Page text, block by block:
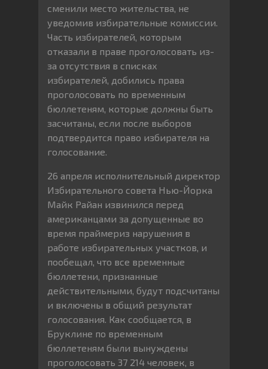
сменили место жительства, не
уведомив избирательные комиссии.
Часть избирателей, которым
отказали в праве проголосовать из-
за отсутствия в списках
избирателей, добились права
проголосовать по временным
бюллетеням, которые должны быть
засчитаны, если после выборов
подтвердится право избирателя на
голосование.
26 апреля исполнительный директор
Избирательного совета Нью-Йорка
Майк Райан извинился перед
американцами за допущенные во
время праймериз нарушения в
работе избирательных участков, и
пообещал, что все временные
бюллетени, признанные
действительными, будут подсчитаны
и включены в общий результат
голосования. Как сообщается, в
Бруклине по временным
бюллетеням были вынуждены
проголосовать 37 214 человек, в